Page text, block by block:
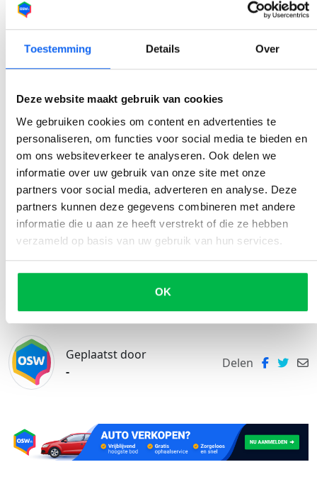
Toestemming Details Over
Deze website maakt gebruik van cookies
We gebruiken cookies om content en advertenties te
personaliseren, om functies voor social media te bieden en
om ons websiteverkeer te analyseren. Ook delen we
informatie over uw gebruik van onze site met onze
partners voor social media, adverteren en analyse. Deze
partners kunnen deze gegevens combineren met andere
informatie die u aan ze heeft verstrekt of die ze hebben
verzameld op basis van uw gebruik van hun services.
OK
kan zeggen en niet onnodig lang blijft betalen door een
advertentie wekenlang te hebben staan. Tijd is geld!
Bronvermelding
Autoverzekering.
Inhoudsopgave
Voordeel op voordeel
Controleer en bespaar
Is kansberekening gunstig?
Geplaatst door
-
Delen